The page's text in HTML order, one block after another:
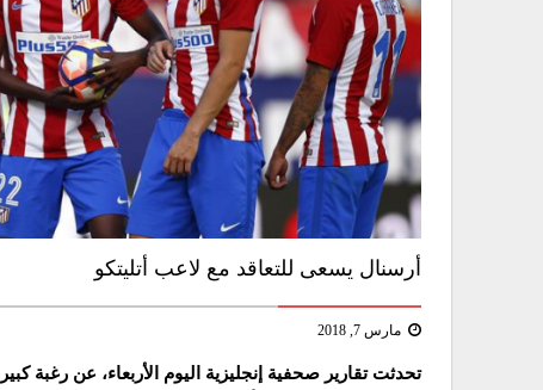
أرسنال يسعى للتعاقد مع لاعب أتليتكو
مارس 7, 2018
تحدثت تقارير صحفية إنجليزية اليوم الأربعاء، عن رغبة